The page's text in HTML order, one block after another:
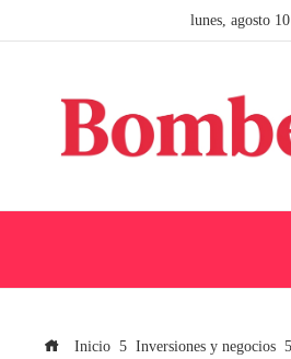
lunes, agosto 10
Inicio
Inversiones y negocios